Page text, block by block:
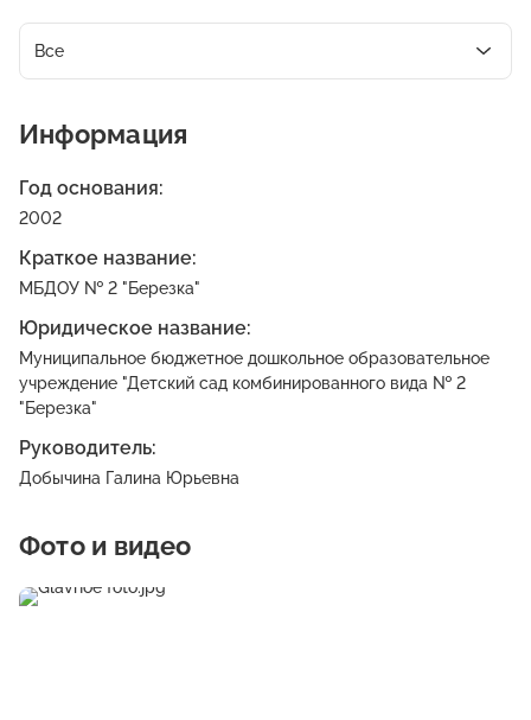
Все
Информация
Год основания:
2002
Краткое название:
МБДОУ № 2 "Березка"
Юридическое название:
Муниципальное бюджетное дошкольное образовательное
учреждение "Детский сад комбинированного вида № 2
"Березка"
Руководитель:
Добычина Галина Юрьевна
Фото и видео